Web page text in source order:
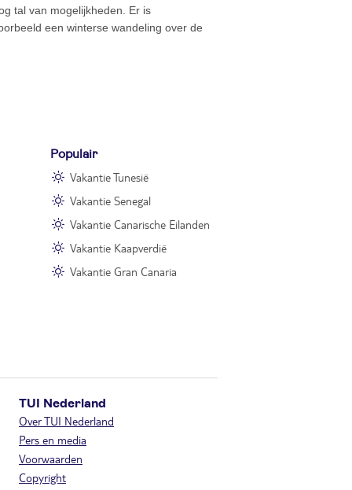
tal van mogelijkheden. Er is
een winterse wandeling over de
Populair
Vakantie Tunesië
Vakantie Senegal
Vakantie Canarische Eilanden
Vakantie Kaapverdië
Vakantie Gran Canaria
TUI Nederland
Over TUI Nederland
Pers en media
Voorwaarden
Copyright